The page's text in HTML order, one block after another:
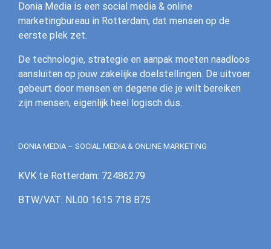
Donia Media is een social media & online
marketingbureau in Rotterdam, dat mensen op de
eerste plek zet.
De technologie, strategie en aanpak moeten naadloos
aansluiten op jouw zakelijke doelstellingen. De uitvoer
gebeurt door mensen en degene die je wilt bereiken
zijn mensen, eigenlijk heel logisch dus.
DONIA MEDIA – SOCIAL MEDIA & ONLINE MARKETING
KVK te Rotterdam: 72486279
BTW/VAT: NL00 1615 718 B75